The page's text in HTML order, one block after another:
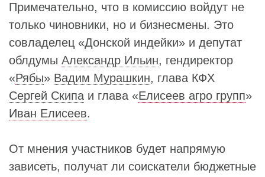
Примечательно, что в комиссию войдут не
только чиновники, но и бизнесмены. Это
совладелец «Донской индейки» и депутат
облдумы Александр Ильин, гендиректор
«Рябы» Вадим Мурашкин, глава КФХ
Сергей Скипа и глава «Елисеев агро групп»
Иван Елисеев.
От мнения участников будет напрямую
зависеть, получат ли соискатели бюджетные